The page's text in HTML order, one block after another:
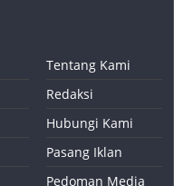
Tentang Kami
Redaksi
Hubungi Kami
Pasang Iklan
Pedoman Media